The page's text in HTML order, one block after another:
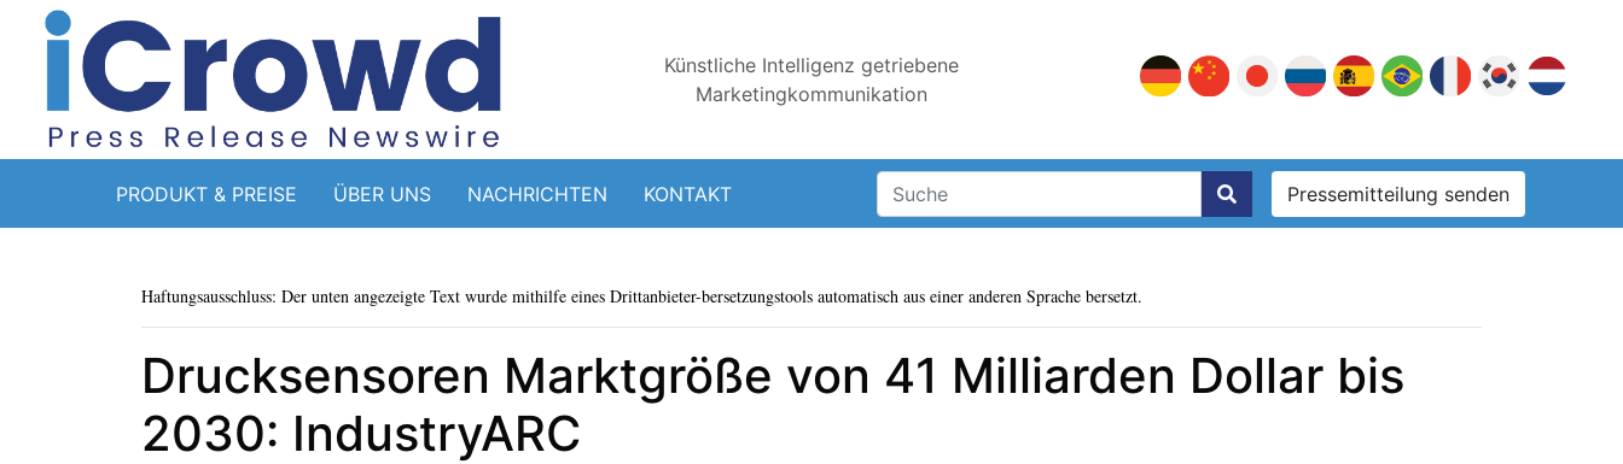
Künstliche Intelligenz getriebene
Marketingkommunikation
PRODUKT & PREISE ÜBER UNS NACHRICHTEN KONTAKT Pressemitteilung senden
Haftungsausschluss: Der unten angezeigte Text wurde mithilfe eines Drittanbieter-bersetzungstools automatisch aus einer anderen Sprache bersetzt.
Drucksensoren Marktgröße von 41 Milliarden Dollar bis
2030: IndustryARC